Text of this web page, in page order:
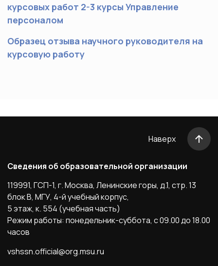
курсовых работ 2-3 курсы Управление
персоналом
Образец отзыва научного руководителя на
курсовую работу
Сведения об образовательной организации
119991, ГСП-1, г. Москва, Ленинские горы, д.1, стр. 13
блок B, МГУ, 4-й учебный корпус,
5 этаж, к. 554 (учебная часть)
Режим работы: понедельник-суббота, с 09.00 до 18.00
часов
vshssn.official@org.msu.ru
Наверх